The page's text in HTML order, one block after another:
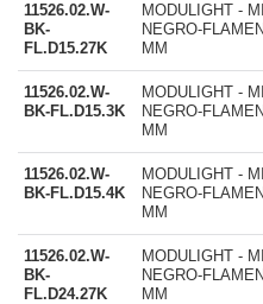
11526.02.W-
BK-
FL.D15.27K
MODULIGHT -
NEGRO-
MM
11526.02.W-
BK-FL.D15.3K
MODULIGHT -
NEGRO-
MM
11526.02.W-
BK-FL.D15.4K
MODULIGHT -
NEGRO-
MM
11526.02.W-
BK-
FL.D24.27K
MODULIGHT -
NEGRO-
MM